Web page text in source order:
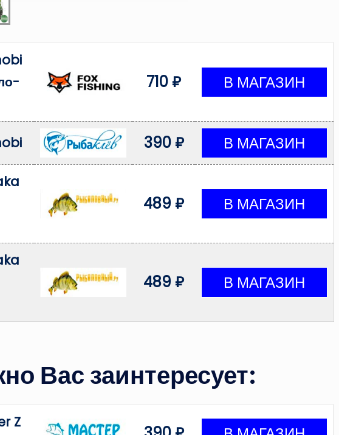
710 ₽
390 ₽
489 ₽
489 ₽
Вас заинтересует:
Z